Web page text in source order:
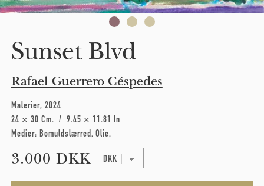
Sunset Blvd
Rafael Guerrero Céspedes
Malerier 2024
24 × 30 Cm
9.45 × 11.81 In
Medier: Bomuldslærred Olie
3.000 DKK